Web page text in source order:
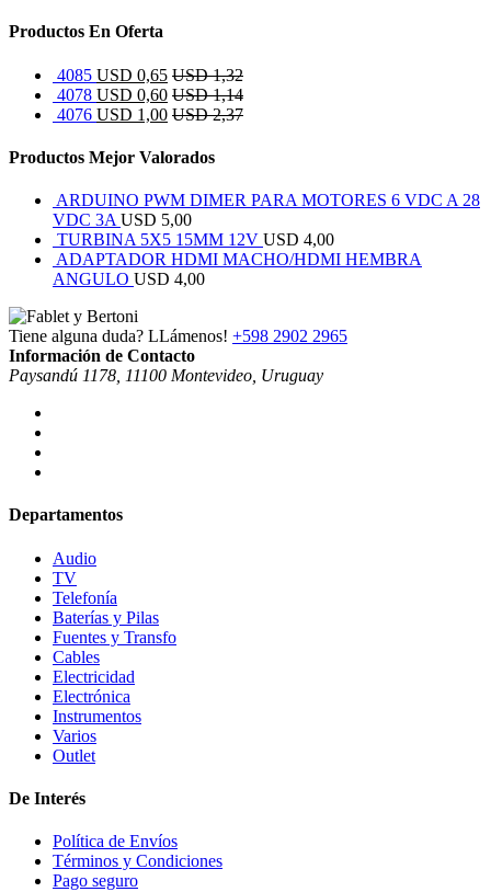
Productos En Oferta
4085 USD 0,65 USD1,32
4078 USD 0,60 USD1,14
4076 USD 1,00 USD2,37
Productos Mejor Valorados
ARDUINO PWM DIMER PARA MOTORES 6 VDC A 28
VDC 3A USD 5,00
TURBINA 5X5 15MM 12V USD 4,00
ADAPTADOR HDMI MACHO/HDMI HEMBRA
ANGULO USD 4,00
Tiene alguna duda? LLámenos! +598 2902 2965
Información de Contacto
Paysandú 1178, 11100 Montevideo, Uruguay
Departamentos
Audio
TV
Telefonía
Baterías y Pilas
Fuentes y Transfo
Cables
Electricidad
Electrónica
Instrumentos
Varios
Outlet
De Interés
Política de Envíos
Términos y Condiciones
Pago seguro